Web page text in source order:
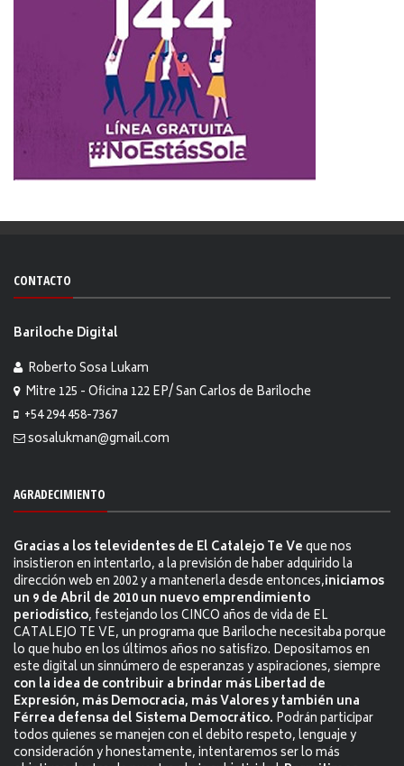
CONTACTO
Bariloche Digital
Roberto Sosa Lukam
Mitre 125 - Oficina 122 EP/ San Carlos de Bariloche
+54 294 458-7367
sosalukman@gmail.com
AGRADECIMIENTO
Gracias a los televidentes de El Catalejo Te Veque nos
insistieron en intentarlo, a la previsión de haber adquirido la
dirección web en 2002 y a mantenerla desde entonces,iniciamos
un 9 de Abril de 2010 un nuevo emprendimiento
periodístico, festejando los CINCO años de vida de EL
CATALEJO TE VE, un programa que Bariloche necesitaba porque
lo que hubo en los últimos años no satisfizo. Depositamos en
este digital un sinnúmero de esperanzas y aspiraciones, siempre
con la idea de contribuir a brindar más Libertad de
Expresión, más Democracia, más Valores y también una
Férrea defensa del Sistema Democrático. Podrán participar
todos quienes se manejen con el debito respeto, lenguaje y
consideración y honestamente, intentaremos ser lo más